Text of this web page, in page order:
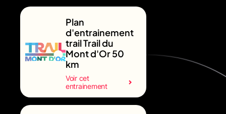
Plan
d'entrainement
trail Trail du
Mont d'Or 50
km
Voir cet
entrainement